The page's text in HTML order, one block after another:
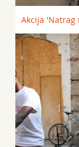
Akcija 'Natrag